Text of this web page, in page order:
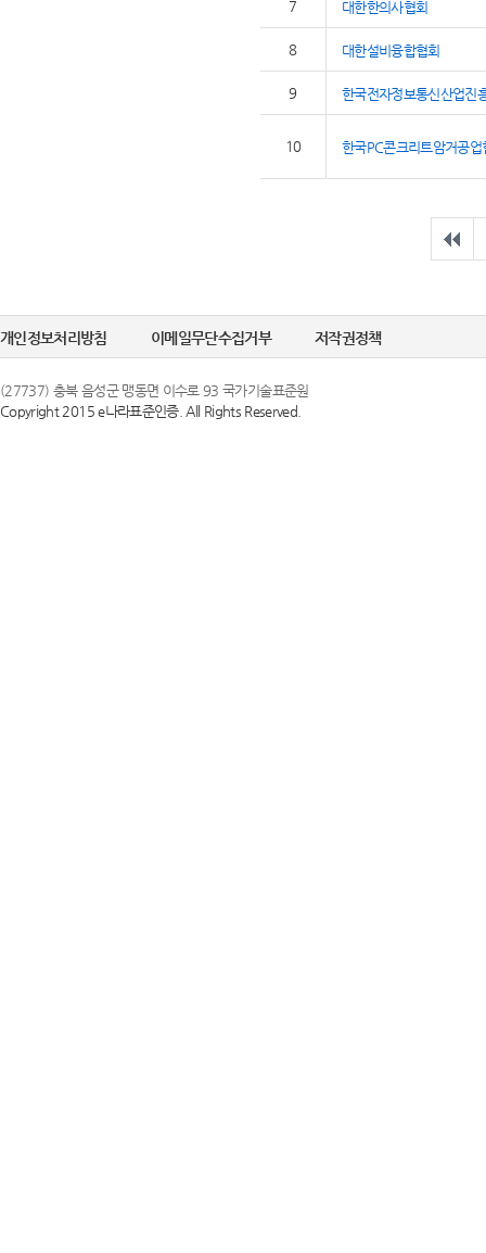
7 대한한의사협회
8 대한설비융합협회
9 한국전자정보통신산업진
10 한국PC콘크리트암거공업
개인정보처리방침 이메일무단수집거부 저작권정책
(27737) 충북 음성군 맹동면 이수로 93 국가기술표준원
Copyright 2015 e나라표준인증. All Rights Reserved.